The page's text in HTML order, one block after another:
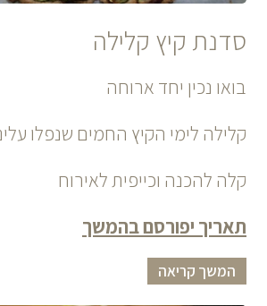
סדנת קיץ קלילה
בואו נכין יחד ארוחה
קלילה לימי הקיץ החמים שנפלו עלינו
קלה להכנה וכייפית לאירוח
תאריך יפורסם בהמשך
המשך קריאה